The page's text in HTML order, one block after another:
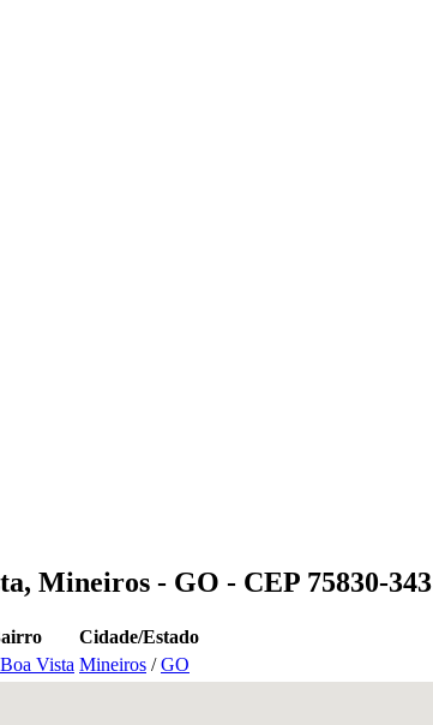
Mineiros - GO - CEP 75830-343
Cidade/Estado
Vista Mineiros /GO